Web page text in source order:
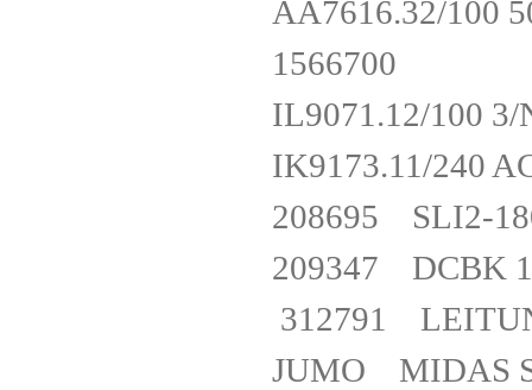
AA7616.32/
1566700
IL9071.12/100
IK9173.11/240
208695
209347
312791
JUMO MIDAS